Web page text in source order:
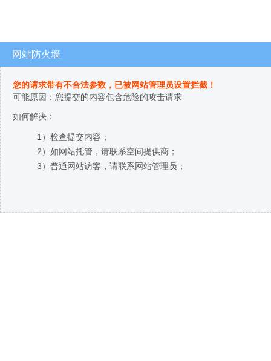
网站防火墙
您的请求带有不合法参数，已被网站管理员设置拦截！
可能原因：您提交的内容包含危险的攻击请求
如何解决：
1）检查提交内容；
2）如网站托管，请联系空间提供商；
3）普通网站访客，请联系网站管理员；